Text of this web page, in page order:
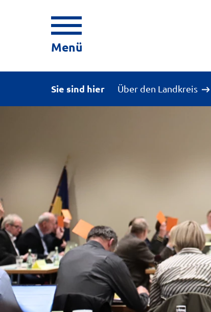
Menü
Sie sind hier Über den Landkreis